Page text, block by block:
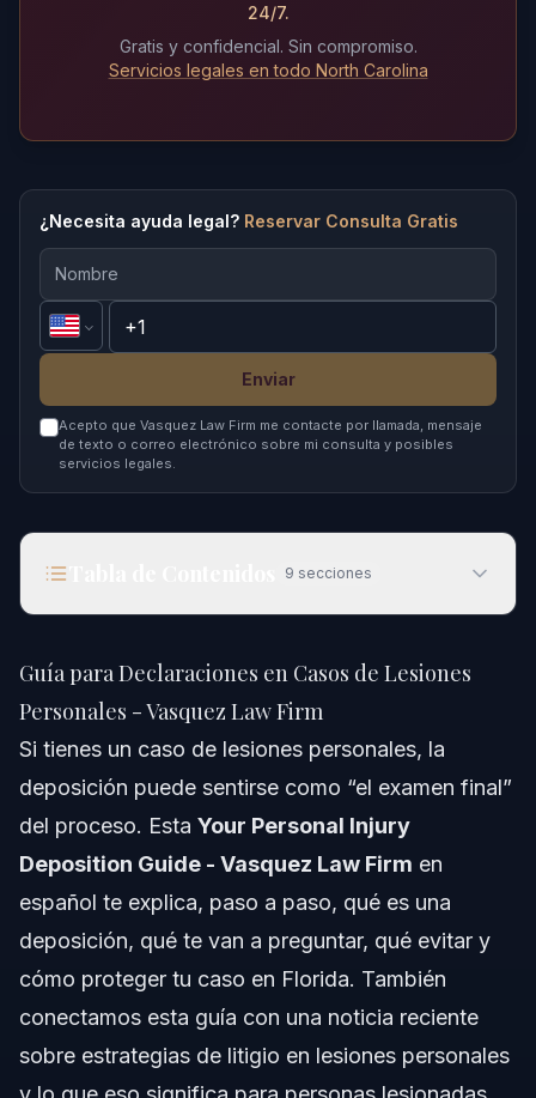
24/7.
Gratis y confidencial. Sin compromiso.
Servicios legales en todo North Carolina
¿Necesita ayuda legal? Reservar Consulta Gratis
Enviar
Acepto que Vasquez Law Firm me contacte por llamada, mensaje
de texto o correo electrónico sobre mi consulta y posibles
servicios legales.
9 secciones
1) Qué significa esta noticia para residentes de
Orlando
La estrategia en litigios de lesiones personales importa
más de lo que parece
Qué deben saber las personas lesionadas en Orlando
Tribunales y contexto local
2) ¿Qué es una deposición en un caso de
Definición simple (y por qué es tan importante)
¿Quiénes participan y qué se registra?
Guía para Declaraciones en Casos de Lesiones
Personales - Vasquez Law Firm
Si tienes un caso de lesiones personales, la
deposición puede sentirse como “el examen final”
del proceso. Esta Your Personal Injury
Deposition Guide - Vasquez Law Firm en
español te explica, paso a paso, qué es una
deposición, qué te van a preguntar, qué evitar y
cómo proteger tu caso en Florida. También
conectamos esta guía con una noticia reciente
sobre estrategias de litigio en lesiones personales